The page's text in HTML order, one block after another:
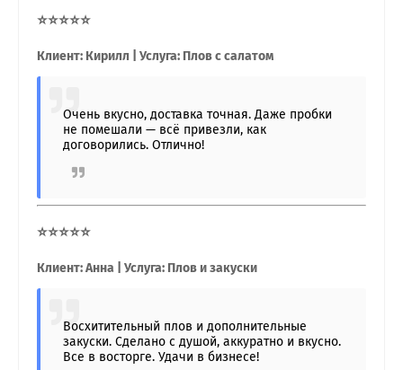
⭐⭐⭐⭐⭐
Клиент: Кирилл | Услуга: Плов с салатом
Очень вкусно, доставка точная. Даже пробки
не помешали — всё привезли, как
договорились. Отлично!
⭐⭐⭐⭐⭐
Клиент: Анна | Услуга: Плов и закуски
Восхитительный плов и дополнительные
закуски. Сделано с душой, аккуратно и вкусно.
Все в восторге. Удачи в бизнесе!